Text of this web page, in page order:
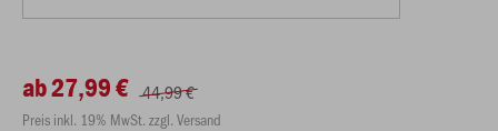
ab 27,99 € 44,99 €
Preis inkl. 19% MwSt. zzgl. Versand